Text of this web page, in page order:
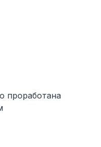
проработана